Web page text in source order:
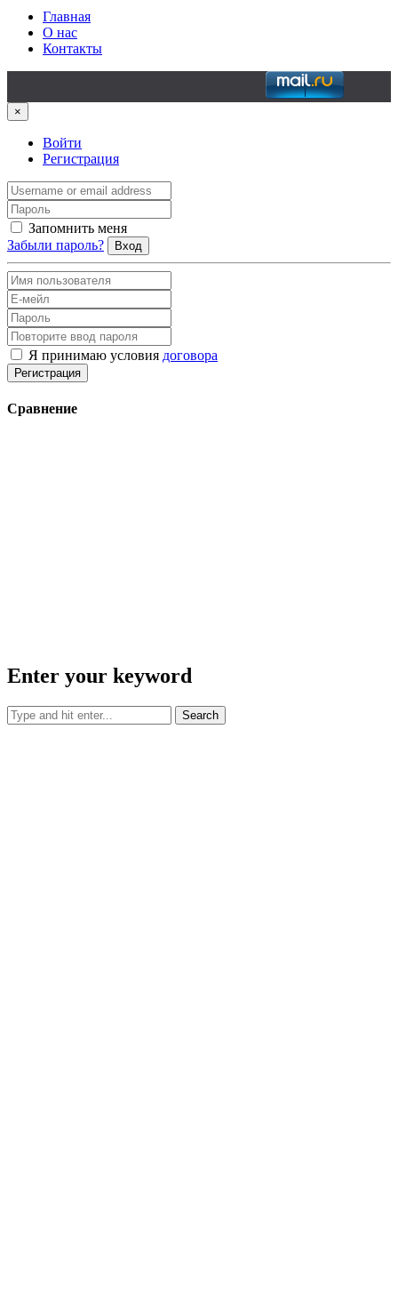
Главная
О нас
Контакты
×
Войти
Регистрация
Запомнить меня
Забыли пароль?
Вход
Я принимаю условия договора
Регистрация
Сравнение
Enter your keyword
Search